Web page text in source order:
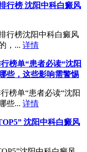
行榜 沈阳中科白癜风
行榜沈阳中科白癜风
，... 详情
榜单“患者必读“沈阳
些，这些影响需警惕
榜单“患者必读“沈阳
些... 详情
沈阳中科白癜风